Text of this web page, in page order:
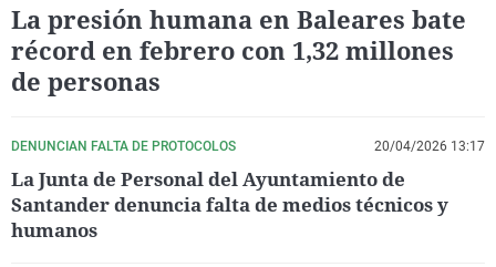
La presión humana en Baleares bate
récord en febrero con 1,32 millones
de personas
DENUNCIAN FALTA DE PROTOCOLOS 20/04/2026 13:17
La Junta de Personal del Ayuntamiento de
Santander denuncia falta de medios técnicos y
humanos